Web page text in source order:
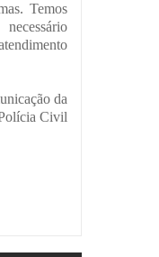
Temos
da
Civil